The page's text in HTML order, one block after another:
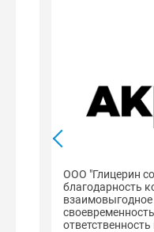
ООО "Глицерин
благодарность
взаимовыгодное